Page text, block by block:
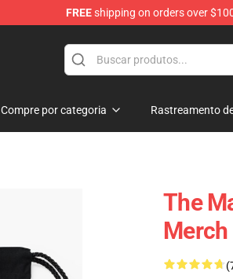
FREEshipping on orders over
Compre por categoria Rastreamento
The
Merch